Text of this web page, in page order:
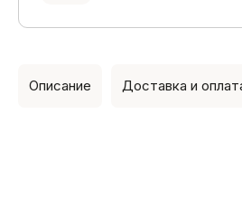
Описание Доставка и